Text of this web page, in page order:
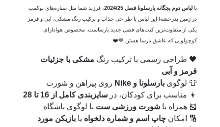
با لباس دوم بچگانه بارسلونا فصل 2024/25
، فرزند شما مثل ستاره‌های نوکمپ
در زمین بدرخشه! این لباس با طراحی جذاب و ترکیب رنگ مشکی، آبی و قرمز
یکی از متفاوت‌ترین کیت‌های فصل جدید بارساست. مخصوص هوادارای
کوچولویی که عاشق بارسا هستن 💙❤️
🖤 طراحی رسمی با ترکیب رنگ مشکی با جزئیات
قرمز و آبی
👕 لوگوی بارسلونا و Nike
روی پیراهن و شورت
👦 مناسب برای کودکان، در سایزبندی کامل از 16 تا 28
🎽 همراه با شورت ورزشی ست با لوگوی باشگاه
🔢 امکان چاپ اسم و شماره دلخواه یا بازیکن مورد